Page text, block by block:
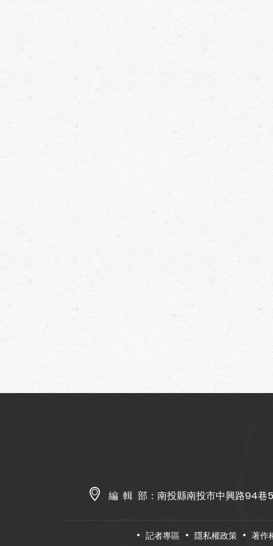
編 輯 部： 南投縣南投市中興路94巷
記者專區 隱私權政策 著作